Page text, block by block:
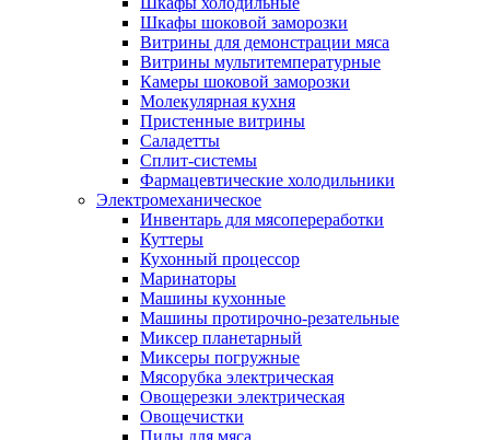
Шкафы шоковой заморозки
Витрины для демонстрации мяса
Витрины мультитемпературные
Камеры шоковой заморозки
Молекулярная кухня
Пристенные витрины
Саладетты
Сплит-системы
Фармацевтические холодильники
Электромеханическое
Инвентарь для мясопереработки
Куттеры
Кухонный процессор
Маринаторы
Машины кухонные
Машины протирочно-резательные
Миксер планетарный
Миксеры погружные
Мясорубка электрическая
Овощерезки электрическая
Овощечистки
Пилы для мяса